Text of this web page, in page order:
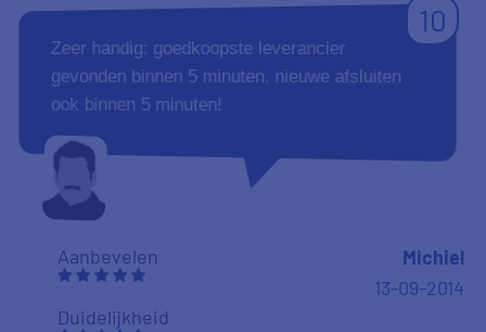
10
Zeer handig: goedkoopste leverancier
gevonden binnen 5 minuten, nieuwe afsluiten
ook binnen 5 minuten!
Aanbevelen
Duidelijkheid
Michiel
13-09-2014